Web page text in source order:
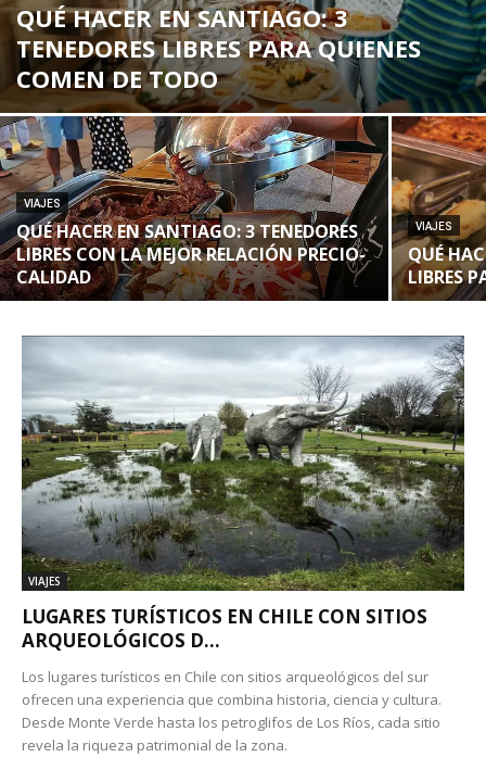
QUÉ HACER EN SANTIAGO: 3
TENEDORES LIBRES PARA QUIENES
COMEN DE TODO
VIAJES
QUÉ HACER EN SANTIAGO: 3 TENEDORES
LIBRES CON LA MEJOR RELACIÓN PRECIO-
CALIDAD
VIAJES
QUÉ
LIBRES
VIAJES
LUGARES TURÍSTICOS EN CHILE CON SITIOS
ARQUEOLÓGICOS D...
Los lugares turísticos en Chile con sitios arqueológicos del sur
ofrecen una experiencia que combina historia, ciencia y cultura.
Desde Monte Verde hasta los petroglifos de Los Ríos, cada sitio
revela la riqueza patrimonial de la zona.